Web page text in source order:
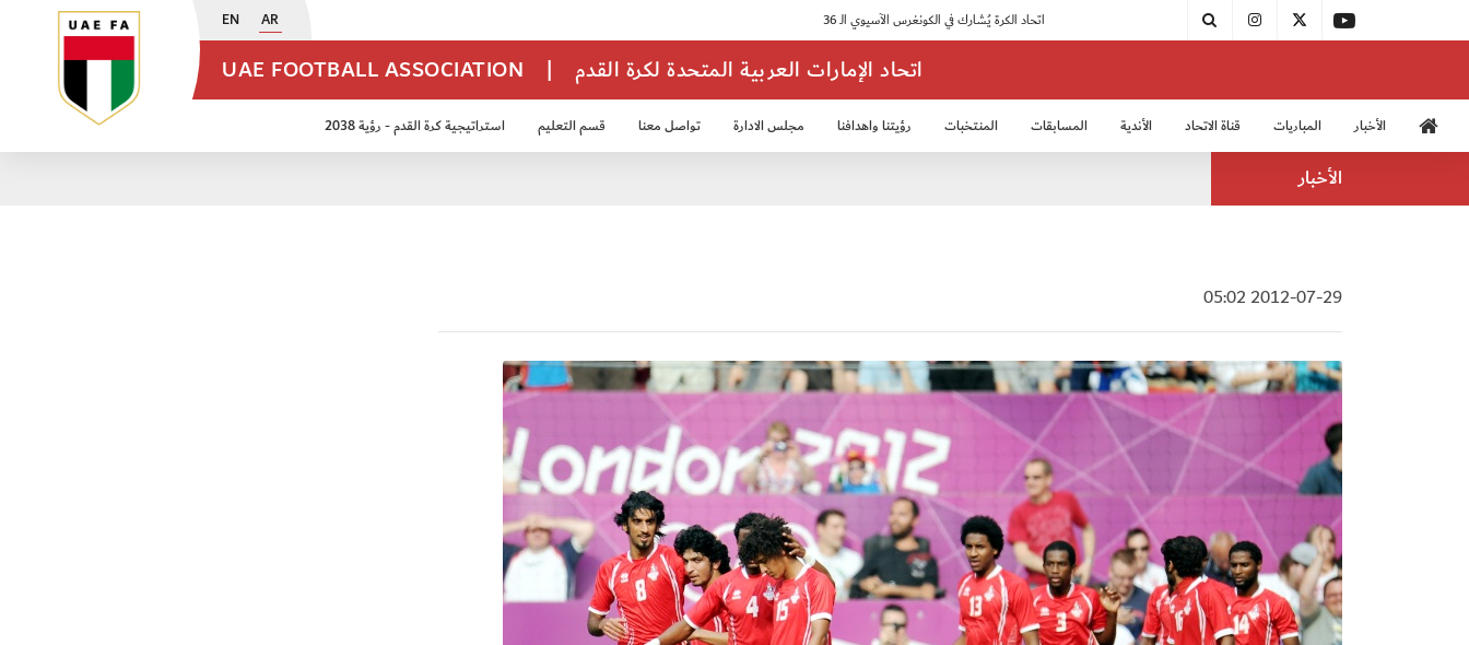
EN AR مودرن سبورت يُتوج بطلًا لدوري الدرجة الثالثة
UAE FOOTBALL ASSOCIATION | اتحاد الإمارات العربية المتحدة لكرة القدم
الأخبار المباريات قناة الاتحاد الأندية المسابقات المنتخبات رؤيتنا واهدافنا مجلس الادارة تواصل معنا قسم التعليم استراتيجية كرة القدم - رؤية 2038
الأخبار
2012-07-29 05:02